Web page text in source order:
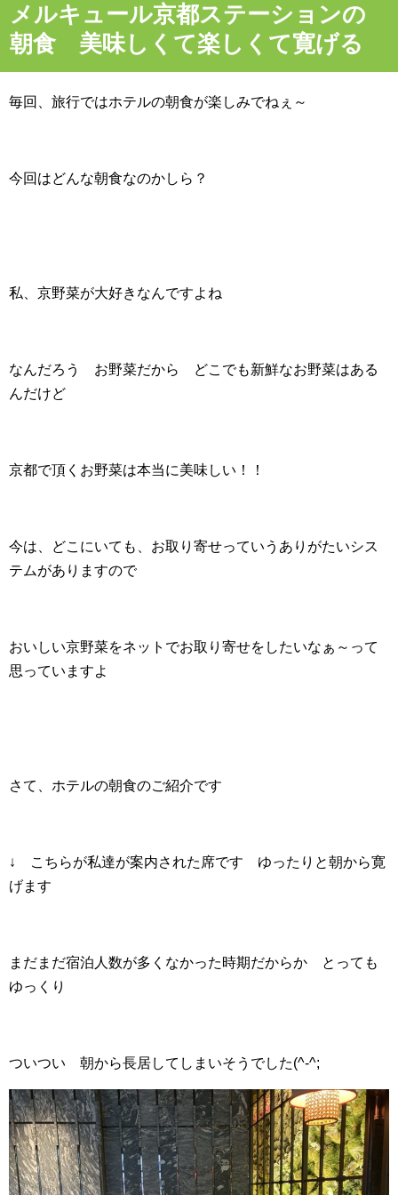
メルキュール京都ステーションの
朝食 美味しくて楽しくて寛げる
毎回、旅行ではホテルの朝食が楽しみでねぇ～
今回はどんな朝食なのかしら？
私、京野菜が大好きなんですよね
なんだろう お野菜だから どこでも新鮮なお野菜はある
んだけど
京都で頂くお野菜は本当に美味しい！！
今は、どこにいても、お取り寄せっていうありがたいシス
テムがありますので
おいしい京野菜をネットでお取り寄せをしたいなぁ～って
思っていますよ
さて、ホテルの朝食のご紹介です
↓ こちらが私達が案内された席です ゆったりと朝から寛
げます
まだまだ宿泊人数が多くなかった時期だからか とっても
ゆっくり
ついつい 朝から長居してしまいそうでした(^-^;